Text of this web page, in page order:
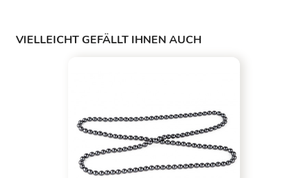
VIELLEICHT GEFÄLLT IHNEN AUCH